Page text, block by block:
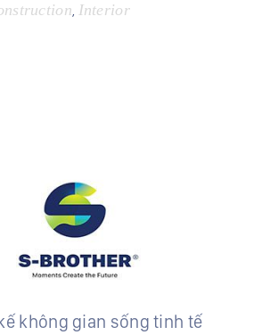
, Interior
không gian sống tinh tế